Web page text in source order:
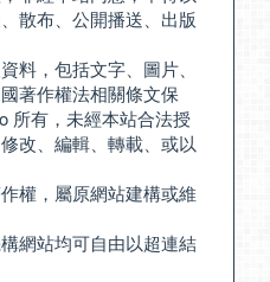
散布、公開播送、出版
料，包括文字、圖片、
著作權法相關條文保
所有，未經本站合法授
改、編輯、轉載、或以
權，屬原網站建構或維
網站均可自由以超連結